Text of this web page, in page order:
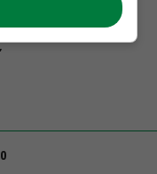
en doe vooral ook waar